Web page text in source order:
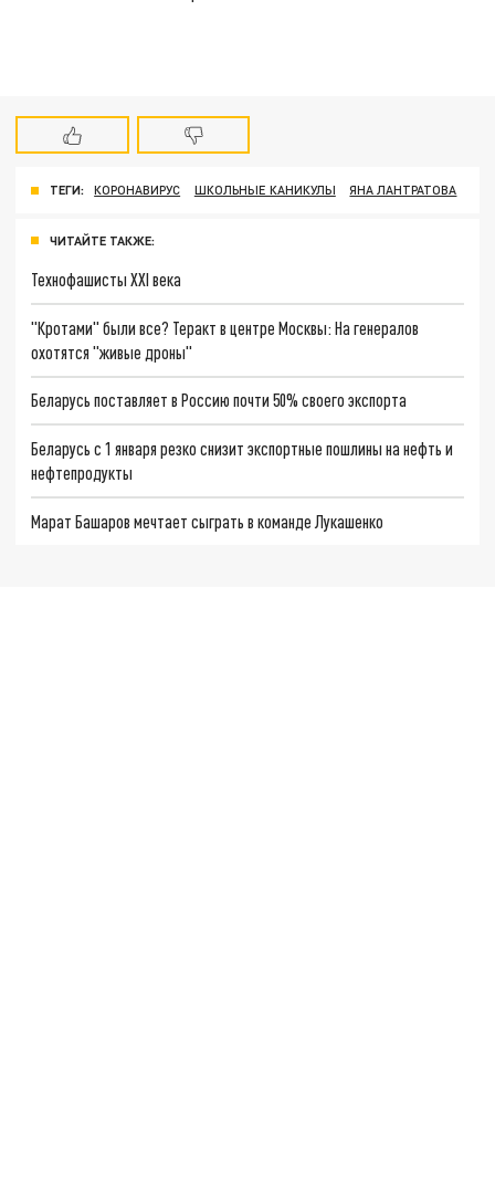
ТЕГИ: КОРОНАВИРУС ШКОЛЬНЫЕ КАНИКУЛЫ ЯНА ЛАНТРАТОВА
ЧИТАЙТЕ ТАКЖЕ:
Технофашисты XXI века
"Кротами" были все? Теракт в центре Москвы: На генералов
охотятся "живые дроны"
Беларусь поставляет в Россию почти 50% своего экспорта
Беларусь с 1 января резко снизит экспортные пошлины на нефть и
нефтепродукты
Марат Башаров мечтает сыграть в команде Лукашенко